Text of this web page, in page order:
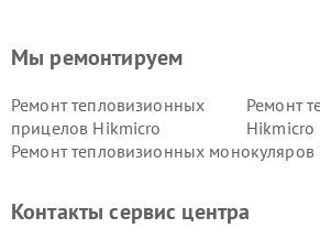
Мы ремонтируем
Ремонт тепловизионных
прицелов Hikmicro
Ремонт
Hikmicro
Ремонт тепловизионных
Контакты сервис центра